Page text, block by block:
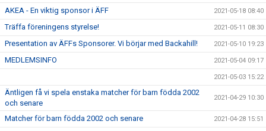
AKEA - En viktig sponsor i ÄFF 2021-05-18 08:40
Träffa föreningens styrelse! 2021-05-11 08:30
Presentation av ÄFFs Sponsorer. Vi börjar med Backahill! 2021-05-10 19:23
MEDLEMSINFO 2021-05-04 09:17
2021-05-03 15:22
Äntligen få vi spela enstaka matcher för barn födda 2002
och senare
2021-04-29 10:30
Matcher för barn födda 2002 och senare 2021-04-28 15:51